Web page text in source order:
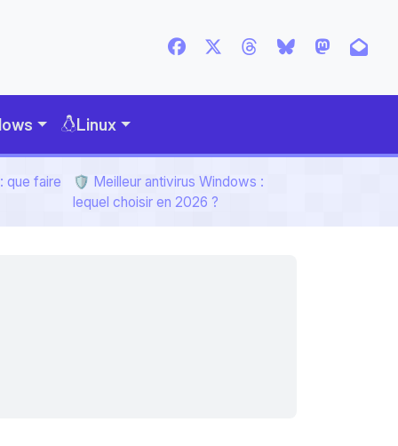
Linux
que faire
🛡️ Meilleur antivirus Windows :
lequel choisir en 2026 ?